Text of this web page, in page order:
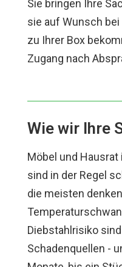
Sie bringen Ihre
sie auf Wunsch
zu Ihrer Box
Zugang nach
Wie wir Ihre
Möbel und
sind in der Regel
die meisten
Diebstahlrisiko
Schadenquellen -